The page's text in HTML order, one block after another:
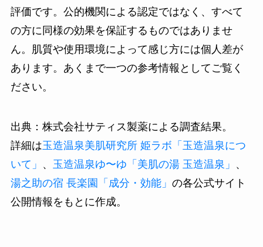
評価です。公的機関による認定ではなく、すべて
の方に同様の効果を保証するものではありませ
ん。肌質や使用環境によって感じ方には個人差が
あります。あくまで一つの参考情報としてご覧く
ださい。
出典：株式会社サティス製薬による調査結果。
詳細は玉造温泉美肌研究所 姫ラボ「玉造温泉につ
いて」 、 玉造温泉ゆ〜ゆ「美肌の湯 玉造温泉」 、
湯之助の宿 長楽園「成分・効能」 の各公式サイト
公開情報をもとに作成。